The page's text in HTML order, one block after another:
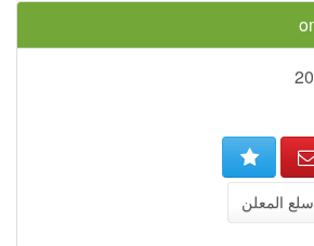
سلع المعلن